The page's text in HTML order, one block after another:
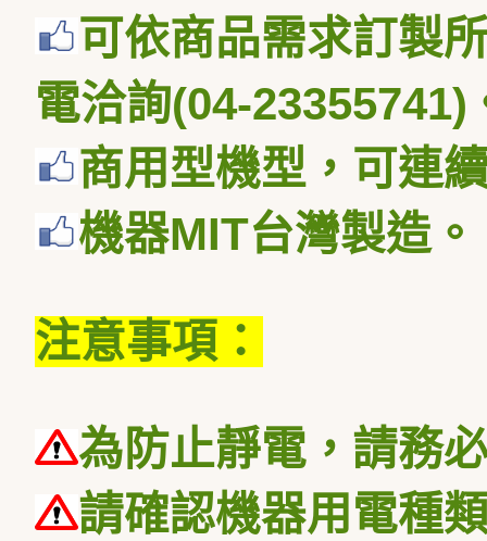
可依商品需求訂製
電洽詢(04-23355741)
商用型機型，可連
機器MIT台灣製造。
注意事項：
為防止靜電，請務
請確認機器用電種